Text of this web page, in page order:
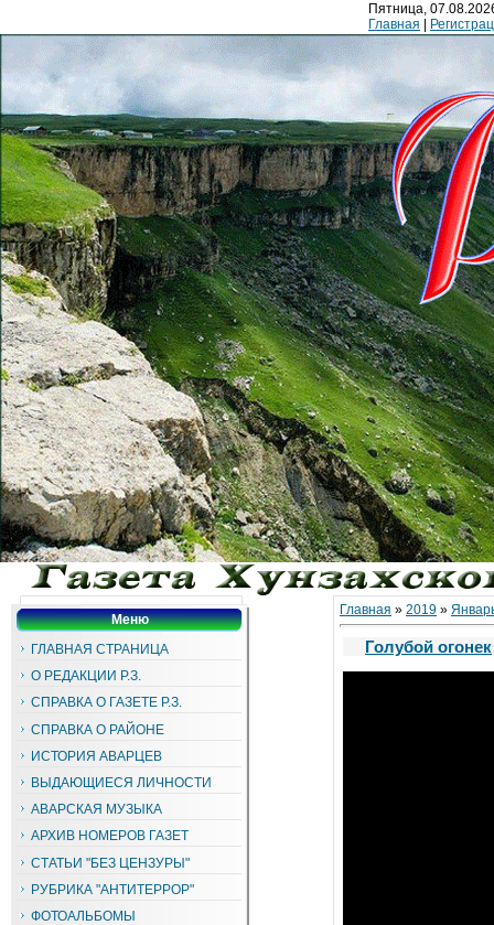
Пятница,
Главная
Меню
ГЛАВНАЯ СТРАНИЦА
О РЕДАКЦИИ Р.З.
СПРАВКА О ГАЗЕТЕ Р.З.
СПРАВКА О РАЙОНЕ
ИСТОРИЯ АВАРЦЕВ
ВЫДАЮЩИЕСЯ ЛИЧНОСТИ
АВАРСКАЯ МУЗЫКА
АРХИВ НОМЕРОВ ГАЗЕТ
СТАТЬИ "БЕЗ ЦЕНЗУРЫ"
РУБРИКА "АНТИТЕРРОР"
ФОТОАЛЬБОМЫ
Главная » 2019 »
Голубой огонек